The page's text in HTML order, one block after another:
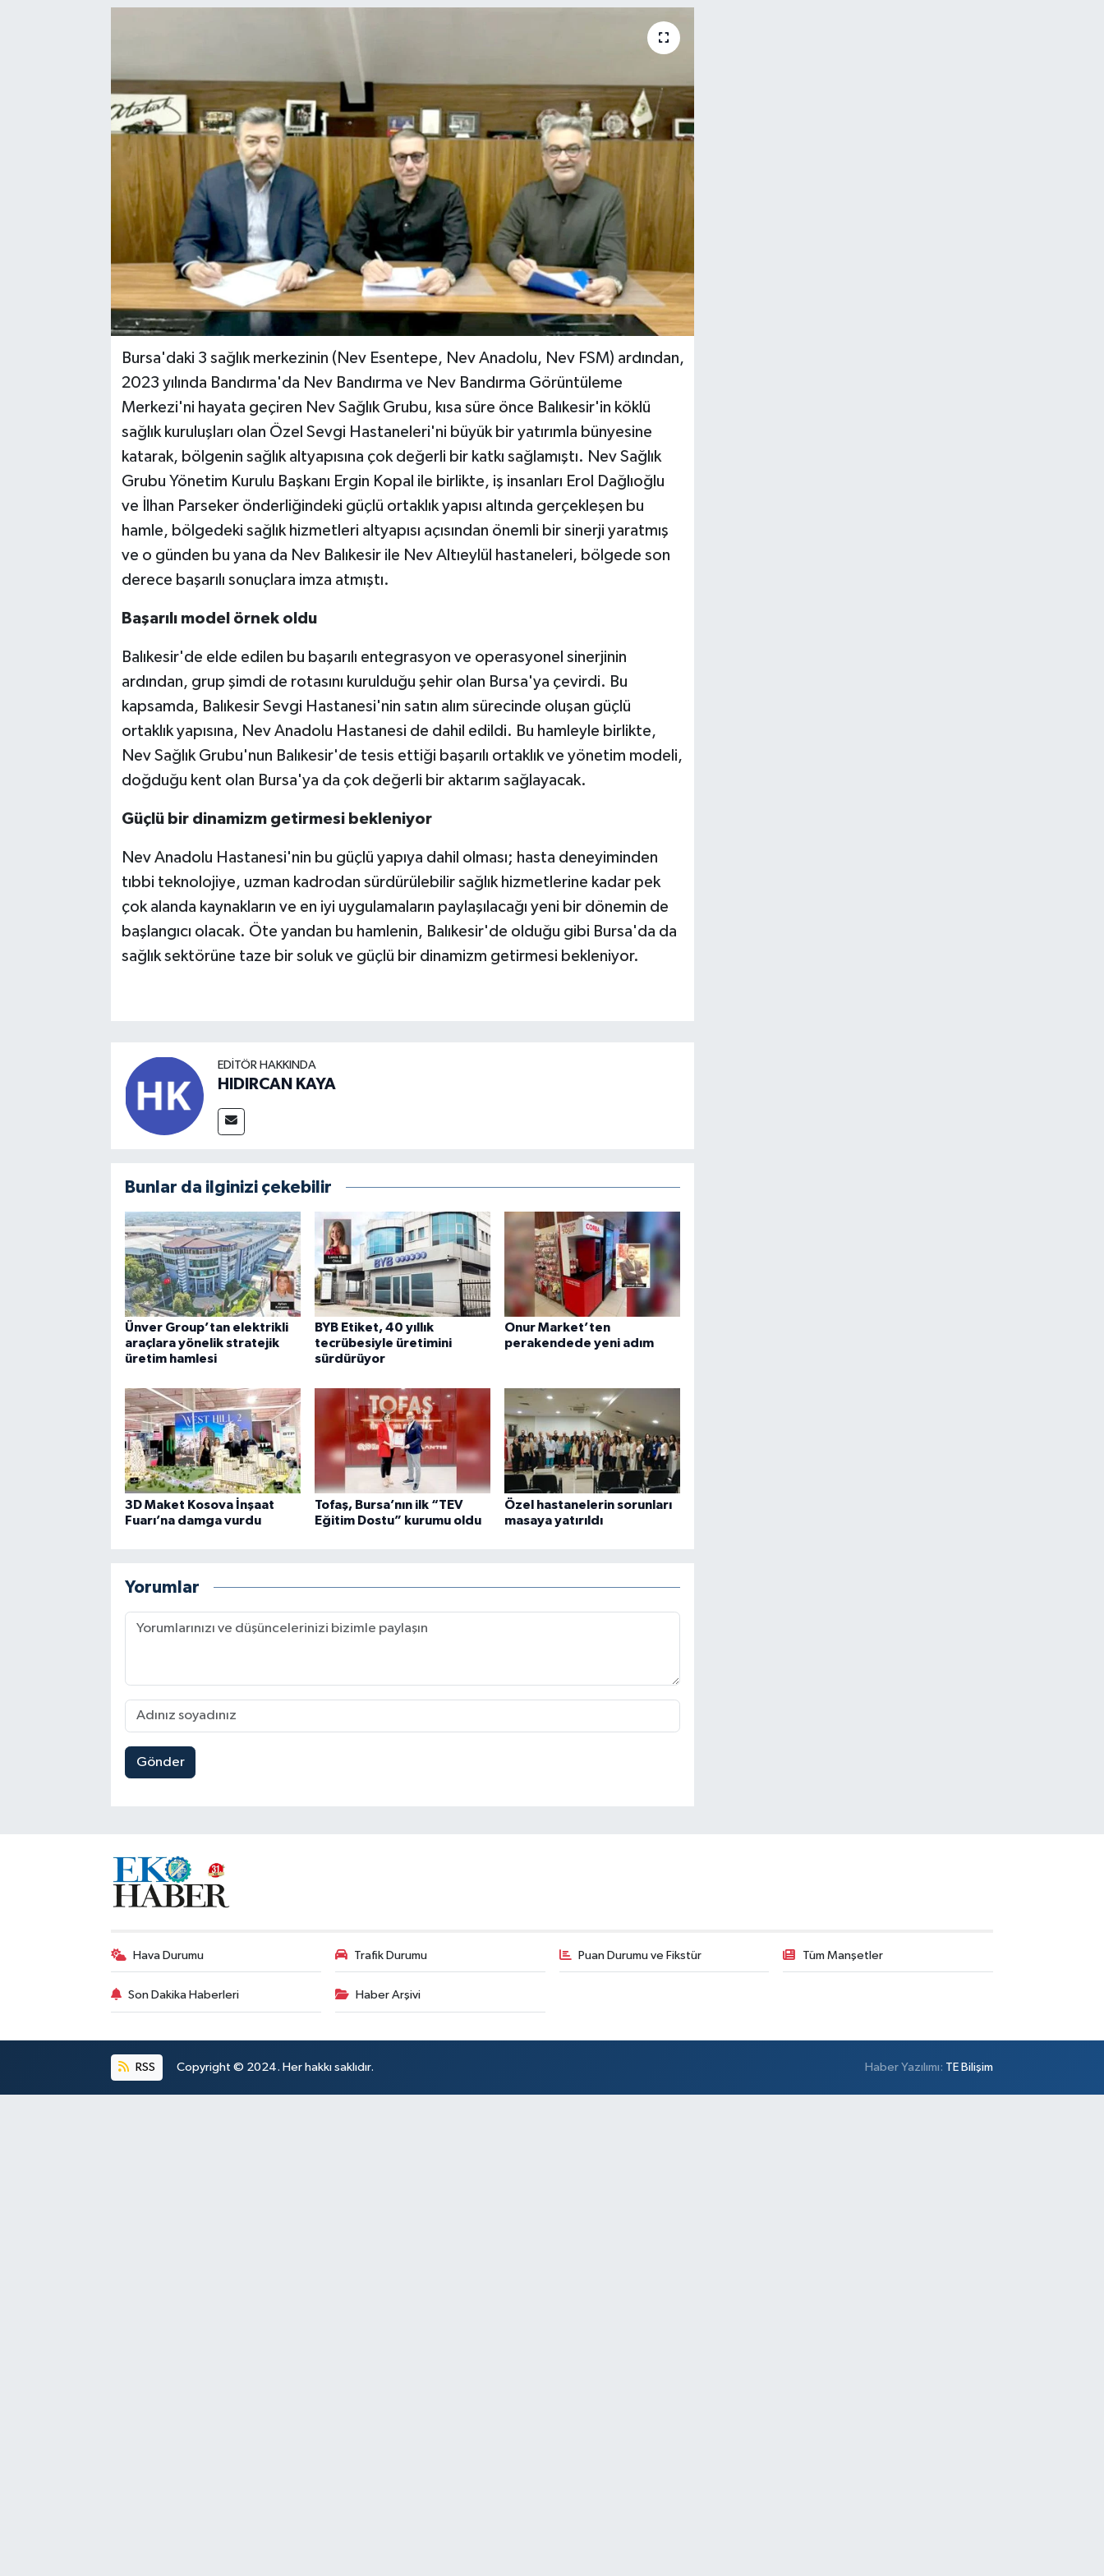
Bursa'daki 3 sağlık merkezinin (Nev Esentepe, Nev Anadolu, Nev FSM) ardından,
2023 yılında Bandırma'da Nev Bandırma ve Nev Bandırma Görüntüleme
Merkezi'ni hayata geçiren Nev Sağlık Grubu, kısa süre önce Balıkesir'in köklü
sağlık kuruluşları olan Özel Sevgi Hastaneleri'ni büyük bir yatırımla bünyesine
katarak, bölgenin sağlık altyapısına çok değerli bir katkı sağlamıştı. Nev Sağlık
Grubu Yönetim Kurulu Başkanı Ergin Kopal ile birlikte, iş insanları Erol Dağlıoğlu
ve İlhan Parseker önderliğindeki güçlü ortaklık yapısı altında gerçekleşen bu
hamle, bölgedeki sağlık hizmetleri altyapısı açısından önemli bir sinerji yaratmış
ve o günden bu yana da Nev Balıkesir ile Nev Altıeylül hastaneleri, bölgede son
derece başarılı sonuçlara imza atmıştı.
Başarılı model örnek oldu
Balıkesir'de elde edilen bu başarılı entegrasyon ve operasyonel sinerjinin
ardından, grup şimdi de rotasını kurulduğu şehir olan Bursa'ya çevirdi. Bu
kapsamda, Balıkesir Sevgi Hastanesi'nin satın alım sürecinde oluşan güçlü
ortaklık yapısına, Nev Anadolu Hastanesi de dahil edildi. Bu hamleyle birlikte,
Nev Sağlık Grubu'nun Balıkesir'de tesis ettiği başarılı ortaklık ve yönetim modeli,
doğduğu kent olan Bursa'ya da çok değerli bir aktarım sağlayacak.
Güçlü bir dinamizm getirmesi bekleniyor
Nev Anadolu Hastanesi'nin bu güçlü yapıya dahil olması; hasta deneyiminden
tıbbi teknolojiye, uzman kadrodan sürdürülebilir sağlık hizmetlerine kadar pek
çok alanda kaynakların ve en iyi uygulamaların paylaşılacağı yeni bir dönemin de
başlangıcı olacak. Öte yandan bu hamlenin, Balıkesir'de olduğu gibi Bursa'da da
sağlık sektörüne taze bir soluk ve güçlü bir dinamizm getirmesi bekleniyor.
EDITÖR HAKKINDA
HIDIRCAN KAYA
Bunlar da ilginizi çekebilir
Ünver Group’tan elektrikli
araçlara yönelik stratejik
üretim hamlesi
BYB Etiket, 40 yıllık
tecrübesiyle üretimini
sürdürüyor
Onur Market’ten
perakendede yeni adım
3D Maket Kosova İnşaat
Fuarı’na damga vurdu
Tofaş, Bursa’nın ilk “TEV
Eğitim Dostu” kurumu oldu
Özel hastanelerin sorunları
masaya yatırıldı
Yorumlar
Gönder
Hava Durumu Trafik Durumu Puan Durumu ve Fikstür Tüm Manşetler
Son Dakika Haberleri Haber Arşivi
RSS Copyright © 2024. Her hakkı saklıdır. Haber Yazılımı: TE Bilişim